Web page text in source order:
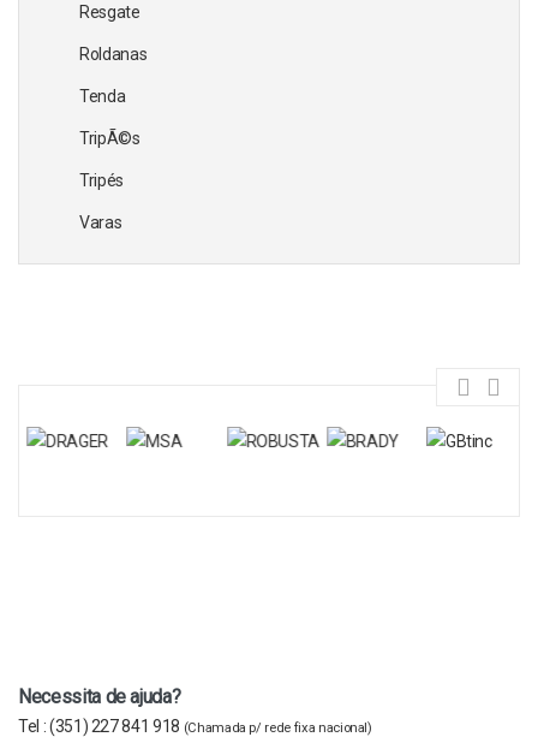
Resgate
Roldanas
Tenda
TripÃ©s
Tripés
Varas
Necessita de ajuda?
Tel :(351) 227 841 918 (Chamada p/ rede fixa nacional)